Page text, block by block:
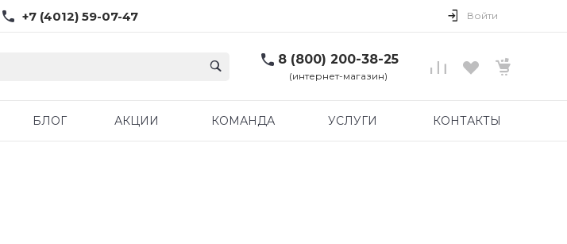
+7 (4012) 59-07-47 Войти
8 (800) 200-38-25
(интернет-магазин)
БЛОГ АКЦИИ КОМАНДА УСЛУГИ КОНТАКТЫ